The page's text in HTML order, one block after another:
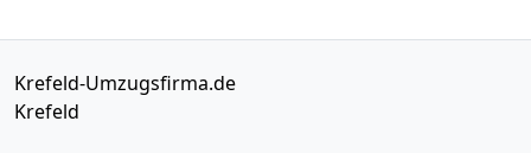
Krefeld-Umzugsfirma.de
Krefeld